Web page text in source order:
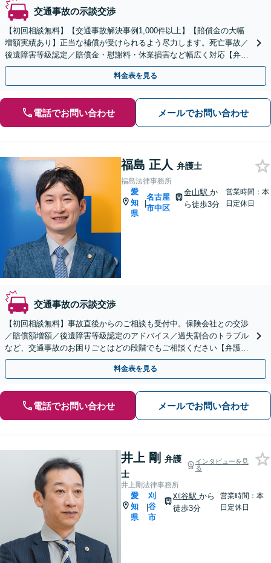
交通事故の示談交渉
【初回相談無料】【交通事故解決事例1,000件以上】【賠償金の大幅
増額実績あり】正当な補償が受けられるよう尽力します。死亡事故／
後遺障害等級認定／賠償金・慰謝料・休業損害など幅広く対応【弁護
士費用特約利用可】【久屋大通駅3分】
料金表を見る
電話でお問い合わせ メールでお問い合わせ
福島 正人 弁護士
福島法律事務所
愛
知
県
|
名古屋
市中区
金山駅 か
ら徒歩3分
営業時間：本
日定休日
交通事故の示談交渉
【初回相談無料】事故直後からのご相談も受付中。保険会社との交渉
／賠償額増額／後遺障害等級認定のアドバイス／過失割合のトラブル
など、交通事故のお困りごとはどの段階でもご相談ください【弁護士
費用特約の利用可】【夜間・休日相談可】【金山駅5分】
料金表を見る
電話でお問い合わせ メールでお問い合わせ
井上 剛 弁護
士
インタビューを見
る
井上剛法律事務所
愛
知
県
|
刈
谷
市
刈谷駅から
徒歩3分
営業時間：本
日定休日